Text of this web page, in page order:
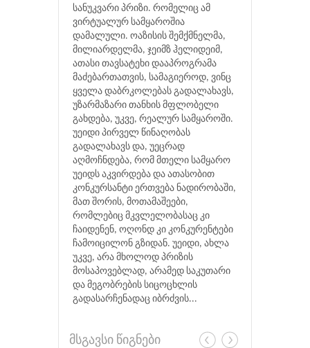
სანუკვარი პრიზი. რომელიც ამ
ვირტუალურ სამყაროშია
დამალული. ოაზისის შემქმნელმა,
მილიარდელმა, ჯეიმზ ჰელიდეიმ,
ათასი თავსატეხი დააპროგრამა
მაძებართათვის, სამაგიეროდ, ვინც
ყველა დაბრკოლებას გადალახავს,
უზარმაზარი თანხის მფლობელი
გახდება, უკვე, რეალურ სამყაროში.
უეიდი პირველ წინაღობას
გადალახავს და, უეცრად
აღმოჩნდება, რომ მთელი სამყარო
უეიდს აკვირდება და ათასობით
კონკურსანტი ერთვება ნადირობაში,
მათ შორის, მოთამაშეები,
რომლებიც მკვლელობასაც კი
ჩაიდენენ, ოღონდ კი კონკურენტები
ჩამოიცილონ გზიდან. უეიდი, ახლა
უკვე, არა მხოლოდ პრიზის
მოსაპოვებლად, არამედ საკუთარი
და მეგობრების სიცოცხლის
გადასარჩენადაც იბრძვის...
მსგავსი წიგნები